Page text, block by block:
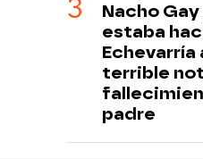
Nacho
estaba
Echevarría
terrible
padre